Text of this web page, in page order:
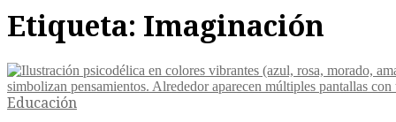
Etiqueta: Imaginación
Educación